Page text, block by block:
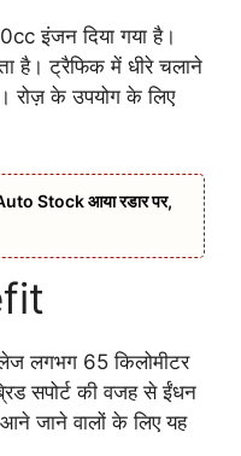
इंजन दिया गया है।
है। ट्रैफिक में धीरे चलाने
रोज़ के उपयोग के लिए
Stock आया रडार पर,
लगभग 65 किलोमीटर
सपोर्ट की वजह से ईंधन
जाने वालों के लिए यह